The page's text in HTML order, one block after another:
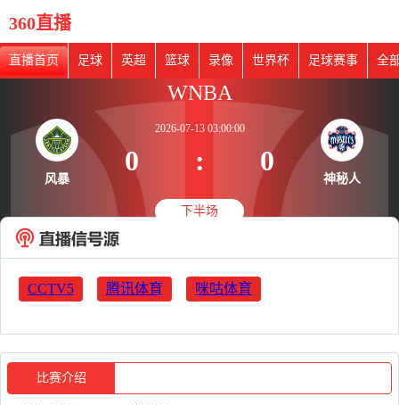
360直播
直播首页 足球 英超 篮球 录像 世界杯 足球赛事 全
风暴
WNBA
2026-07-13 03:00:00
0 : 0
下半场
神秘人
CCTV5 腾讯体育 咪咕体育
比赛介绍